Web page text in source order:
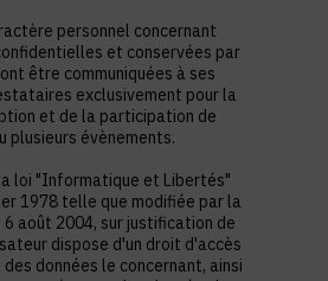
personnel concernant
et conservées par
être communiquées à ses
exclusivement pour la
et de la participation de
plusieurs évènements.
loi "Informatique et Libertés"
1978 telle que modifiée par la
août 2004, sur justification de
dispose d'un droit d'accès
données le concernant, ainsi